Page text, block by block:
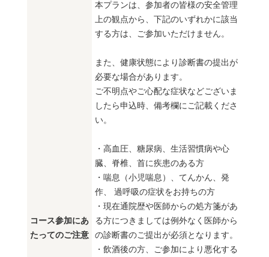
コース参加にあ
たってのご注意
本プランは、参加者の皆様の安全管理
上の観点から、下記のいずれかに該当
する方は、ご参加いただけません。
また、健康状態により診断書の提出が
必要な場合があります。
ご不明点やご心配な症状などございま
したら申込時、備考欄にご記載くださ
い。
・高血圧、糖尿病、生活習慣病や心
臓、脊椎、首に疾患のある方
・喘息（小児喘息）、てんかん、発
作、 過呼吸の症状をお持ちの方
・現在通院歴や医師からの処方箋があ
る方につきましては例外なく医師から
の診断書のご提出が必須となります。
・飲酒後の方、ご参加により悪化する